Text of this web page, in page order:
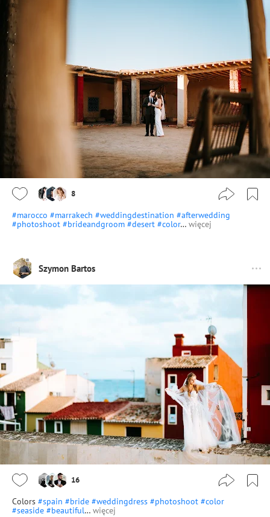
8
#marocco #marrakech #weddingdestination #afterwedding
#photoshoot #brideandgroom #desert #color… więcej
Szymon Bartos
16
Colors #spain #bride #weddingdress #photoshoot #color
#seaside #beautiful… więcej